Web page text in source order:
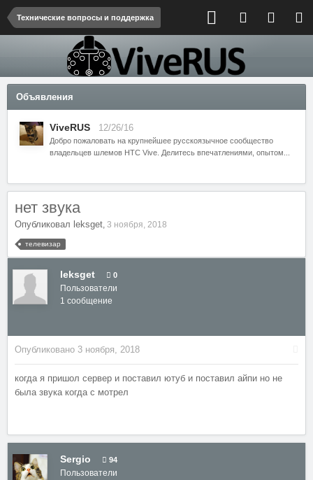
Технические вопросы и поддержка
Объявления
ViveRUS 12/26/16
Добро пожаловать на крупнейшее русскоязычное сообщество
владельцев шлемов HTC Vive. Делитесь впечатлениями, опытом...
нет звука
Опубликовал leksget, 3 ноября, 2018
телевизар
leksget 0
Пользователи
1 сообщение
Опубликовано 3 ноября, 2018
когда я пришол сервер и поставил ютуб и поставил айпи но не
была звука когда с мотрел
Sergio 94
Пользователи